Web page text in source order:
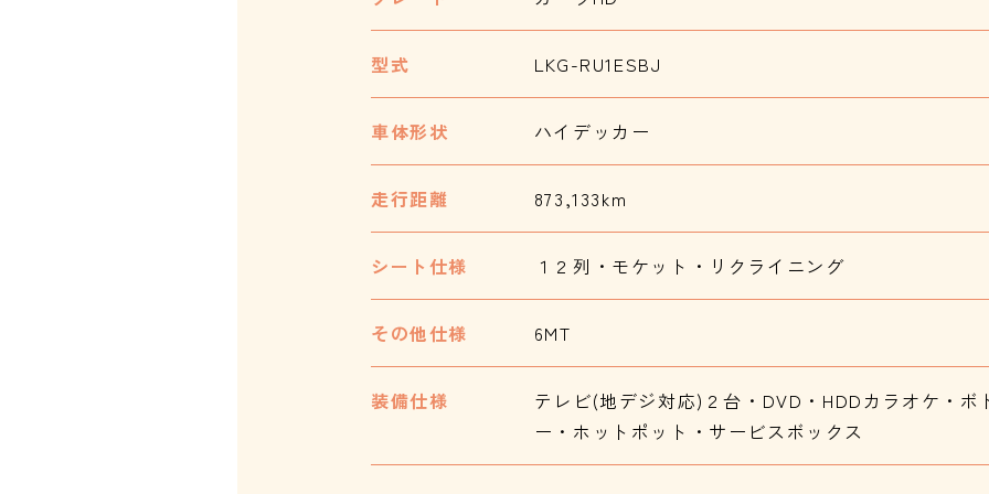
型式 LKG-RU1ESBJ
車体形状 ハイデッカー
走行距離 873,133km
シート仕様 １２列・モケット・リクライニング
その他仕様 6MT
装備仕様
テレビ(地デジ対応)２台・DVD・HDDカラオケ・ボ
ー・ホットポット・サービスボックス